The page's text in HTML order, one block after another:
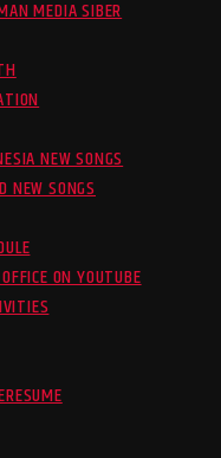
MEDIA SIBER
NEW SONGS
NEW SONGS
ON YOUTUBE
RESUME